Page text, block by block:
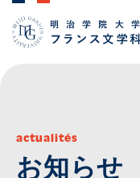
actualités
お知らせ